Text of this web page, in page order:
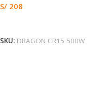
S/ 208
SKU: DRAGON CR15 500W